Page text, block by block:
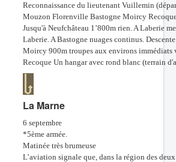
Reconnaissance du lieutenant Vuillemin
Mouzon Florenville Bastogne Moircy
Jusqu'à Neufchâteau 1’800m rien. A Laberie
Laberie. A Bastogne nuages continus.
Moircy 900m troupes aux environs immédiats
Recoque Un hangar avec rond blanc (terrain
La Marne
6 septembre
*5ème armée.
Matinée très brumeuse
L’aviation signale que, dans la région des